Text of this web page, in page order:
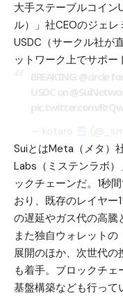
大手ステーブルコイン
ル）」社CEOのジェ
USDC（サークル社が
ットワーク上でサポー
SuiとはMeta（メタ）
Labs（ミステンラボ
ックチェーンだ。1秒
おり、既存のレイヤー
の遅延やガス代の高騰
また独自ウォレット
展開のほか、次世代の
も着手。ブロックチ
基盤構築なども行って